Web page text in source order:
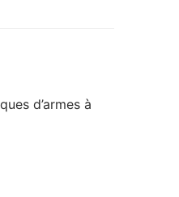
d’armes à